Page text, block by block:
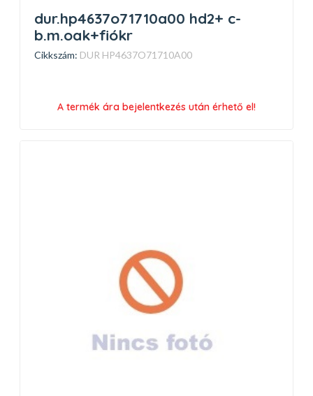
dur.hp4637o71710a00 hd2+ c-
b.m.oak+fiókr
Cikkszám: DUR HP4637O71710A00
A termék ára bejelentkezés után érhető el!